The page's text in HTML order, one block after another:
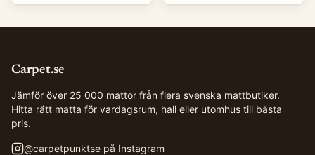
Carpet.se
Jämför över 25 000 mattor från flera svenska mattbutiker.
Hitta rätt matta för vardagsrum, hall eller utomhus till bästa
pris.
@carpetpunktse på Instagram